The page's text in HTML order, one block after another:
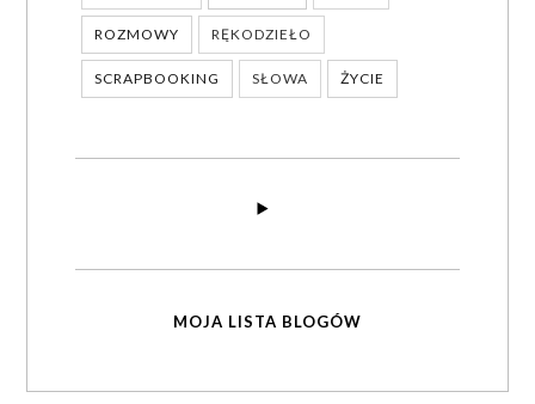
ROZMOWY RĘKODZIEŁO
SCRAPBOOKING SŁOWA ŻYCIE
MOJA LISTA BLOGÓW